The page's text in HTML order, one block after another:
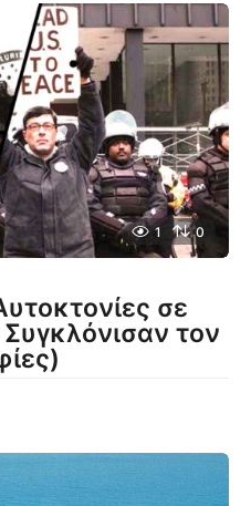
1 0
σε
τον